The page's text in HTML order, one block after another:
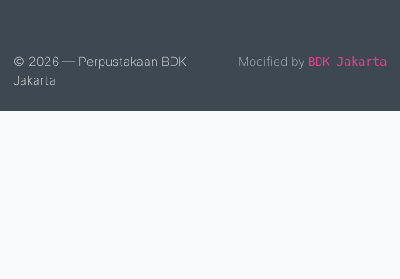
© 2026 — Perpustakaan BDK
Jakarta
Modified by BDK Jakarta